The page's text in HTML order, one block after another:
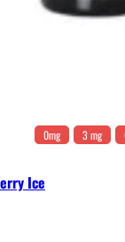
0mg 3 mg
Ice